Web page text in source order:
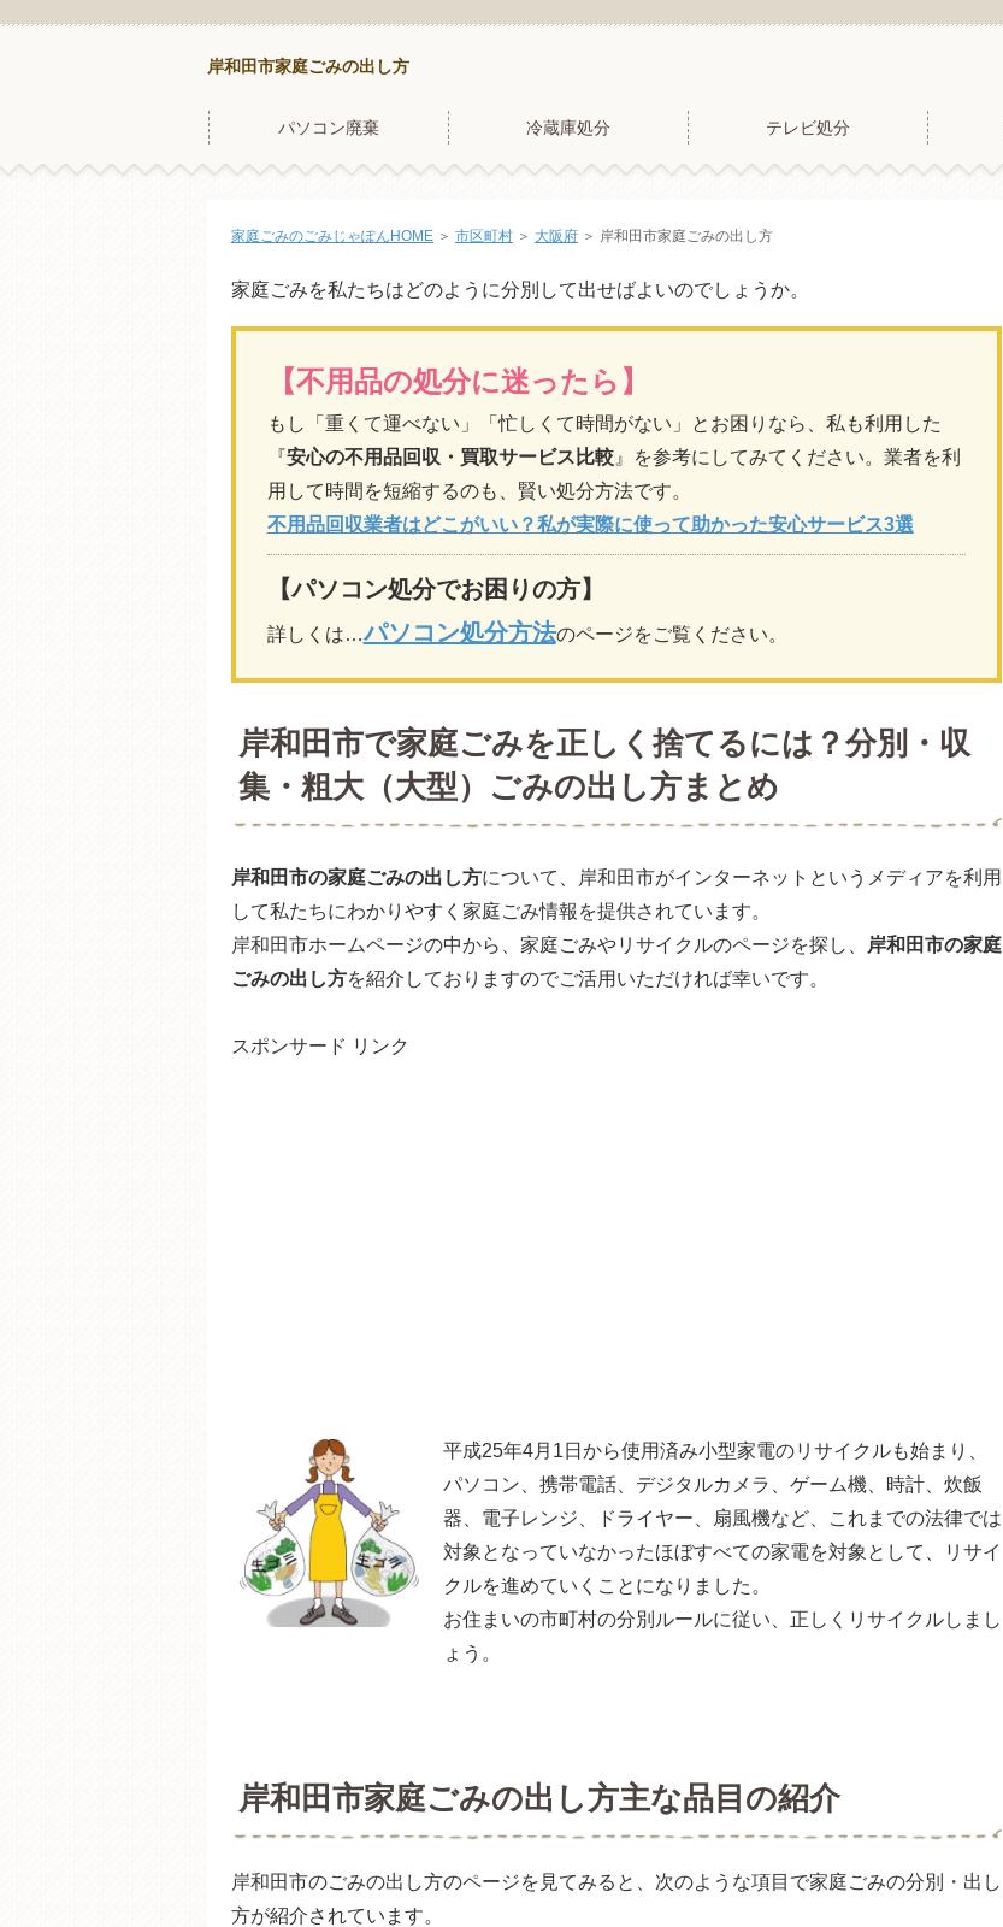
岸和田市家庭ごみの出し方
パソコン廃棄 冷蔵庫処分 テレビ処分
家庭ごみのごみじゃぽんHOME ＞ 市区町村 ＞ 大阪府 ＞ 岸和田市家庭ごみの出し方
家庭ごみを私たちはどのように分別して出せばよいのでしょうか。
【不用品の処分に迷ったら】
もし「重くて運べない」「忙しくて時間がない」とお困りなら、私も利用した
『安心の不用品回収・買取サービス比較』を参考にしてみてください。業者を利
用して時間を短縮するのも、賢い処分方法です。
不用品回収業者はどこがいい？私が実際に使って助かった安心サービス3選
【パソコン処分でお困りの方】
詳しくは…パソコン処分方法のページをご覧ください。
岸和田市で家庭ごみを正しく捨てるには？分別・収
集・粗大（大型）ごみの出し方まとめ
岸和田市の家庭ごみの出し方について、岸和田市がインターネットというメディアを利用
して私たちにわかりやすく家庭ごみ情報を提供されています。
岸和田市ホームページの中から、家庭ごみやリサイクルのページを探し、
岸和田市の家庭
ごみの出し方を紹介しておりますのでご活用いただければ幸いです。
スポンサード リンク
平成25年4月1日から使用済み小型家電のリサイクルも始まり、
パソコン、携帯電話、デジタルカメラ、ゲーム機、時計、炊飯
器、電子レンジ、ドライヤー、扇風機など、これまでの法律では
対象となっていなかったほぼすべての家電を対象として、リサイ
クルを進めていくことになりました。
お住まいの市町村の分別ルールに従い、正しくリサイクルしまし
ょう。
岸和田市家庭ごみの出し方主な品目の紹介
岸和田市のごみの出し方のページを見てみると、次のような項目で家庭ごみの分別・出し
方が紹介されています。